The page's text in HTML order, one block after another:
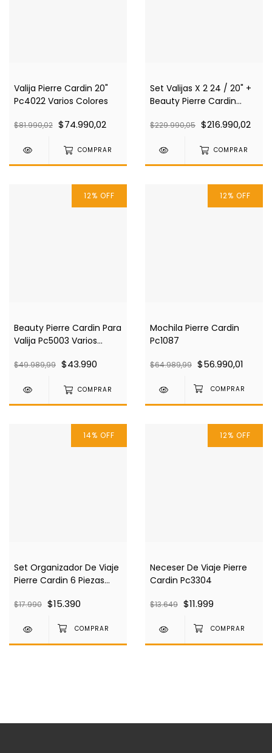
Valija Pierre Cardin 20"
Pc4022 Varios Colores
$81.990,02 $74.990,02
COMPRAR
Set Valijas X 2 24 / 20" +
Beauty Pierre Cardin
$229.990,05 $216.990,02
COMPRAR
12% OFF
Beauty Pierre Cardin Para
Valija Pc5003 Varios
$49.989,99 $43.990
COMPRAR
12% OFF
Mochila Pierre Cardin
Pc1087
$64.989,99 $56.990,01
14% OFF
Set Organizador De Viaje
Pierre Cardin 6 Piezas
$17.990 $15.390
12% OFF
Neceser De Viaje Pierre
Cardin Pc3304
$13.649 $11.999